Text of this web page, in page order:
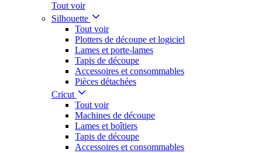
Tout voir
Silhouette
Tout voir
Plotters de découpe et logiciel
Lames et porte-lames
Tapis de découpe
Accessoires et consommables
Pièces détachées
Cricut
Tout voir
Machines de découpe
Lames et boîtiers
Tapis de découpe
Accessoires et consommables